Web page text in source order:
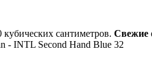
сантиметров. Свежие
- INTL Second Hand Blue 32